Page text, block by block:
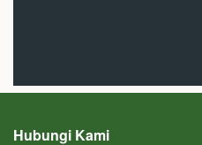
Hubungi Kami